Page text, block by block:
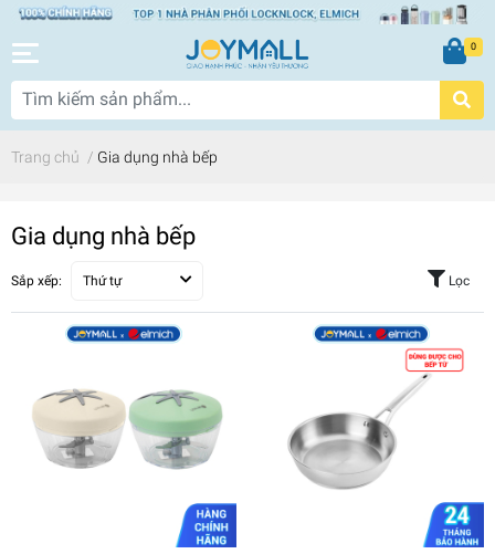
0
Trang chủ / Gia dụng nhà bếp
Gia dụng nhà bếp
Sắp xếp: Thứ tự Lọc